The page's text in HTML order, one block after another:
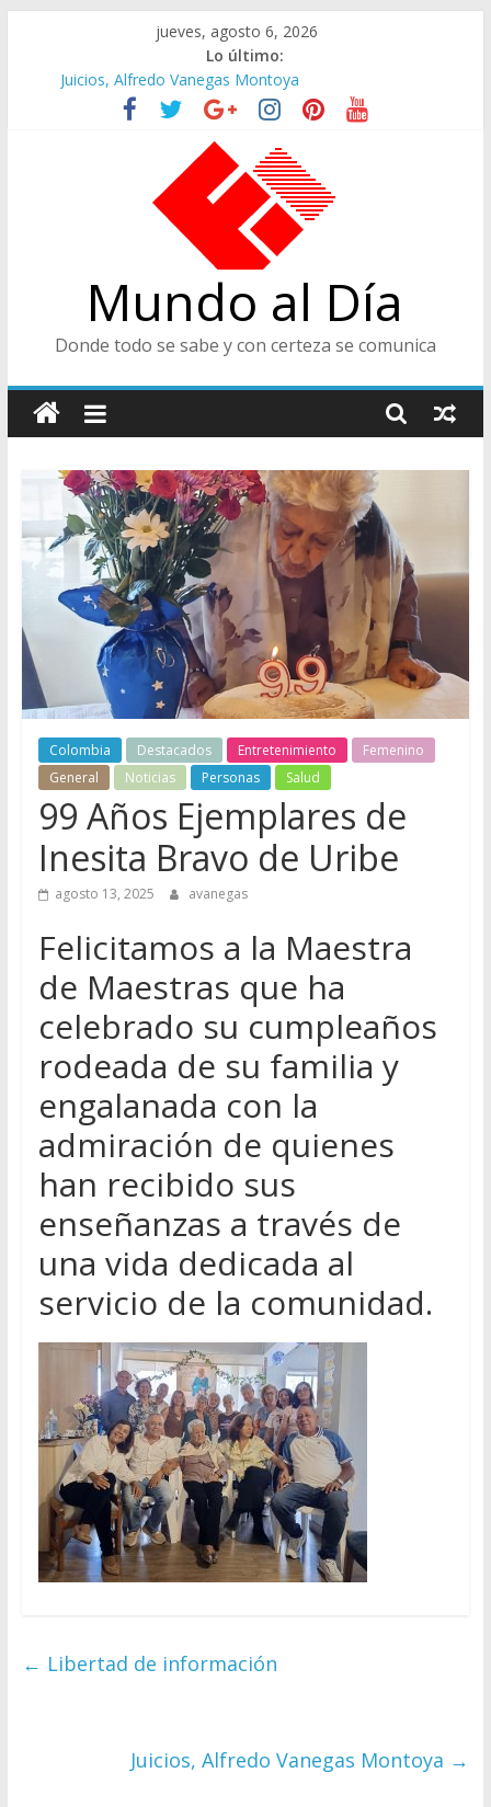
contenido
jueves, agosto 6, 2026
Lo último:
Juicios, Alfredo Vanegas Montoya
Felices en la Fiesta de las Flores
Café Presidencial
Ministra de Cultura y Centro de Historia de Envigado
De Cara al Porvenir, Pedro Juan González
Mundo al Día
Donde todo se sabe y con certeza se comunica
Colombia Destacados Entretenimiento
Femenino
General
Noticias Personas Salud
99 Años Ejemplares de
Inesita Bravo de Uribe
agosto 13, 2025 avanegas
Felicitamos a la Maestra
de Maestras que ha
celebrado su cumpleaños
rodeada de su familia y
engalanada con la
admiración de quienes
han recibido sus
enseñanzas a través de
una vida dedicada al
servicio de la comunidad.
← Libertad de información
Juicios, Alfredo Vanegas Montoya →